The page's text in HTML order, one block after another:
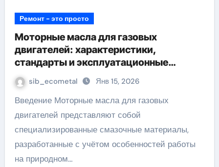
Ремонт - это просто
Моторные масла для газовых
двигателей: характеристики,
стандарты и эксплуатационные
требования
sib_ecometal Янв 15, 2026
Введение Моторные масла для газовых
двигателей представляют собой
специализированные смазочные материалы,
разработанные с учётом особенностей работы
на природном…